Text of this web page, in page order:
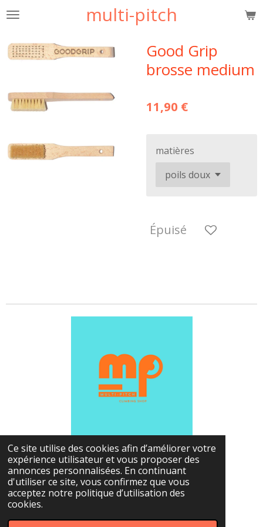
Ce site utilise des cookies afin d’améliorer votre
expérience utilisateur et vous proposer des
annonces personnalisées. En continuant
d'utiliser ce site, vous confirmez que vous
acceptez notre politique d’utilisation des
cookies.
Passer
principal
multi-pitch
Good Grip
brosse medium
11,90 €
matières
Épuisé